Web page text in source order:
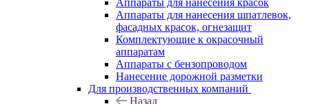
Аппараты для нанесения красок
Аппараты для нанесения шпатлевок,
фасадных красок, огнезащит
Комплектующие к окрасочный
аппаратам
Аппараты с бензопроводом
Нанесение дорожной разметки
Для производственных компаний
Назад